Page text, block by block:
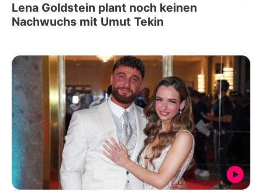
Lena Goldstein plant noch keinen
Nachwuchs mit Umut Tekin